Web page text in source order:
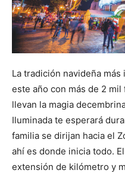
La tradición navideña
este año con más de 2
llevan la magia
Iluminada te esperará
familia se dirijan hacia el
ahí es donde inicia todo.
extensión de kilómetro y